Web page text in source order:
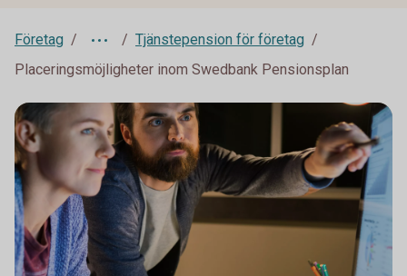
Företag
Tjänstepension för företag
Placeringsmöjligheter inom Swedbank Pensionsplan